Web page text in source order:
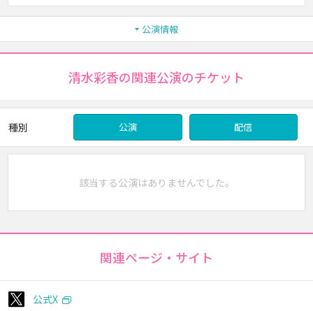
公演情報
清水彩香の関連公演のチケット
種別 公演 配信
該当する公演はありませんでした。
関連ページ・サイト
公式X